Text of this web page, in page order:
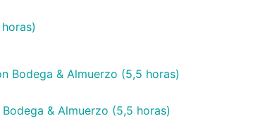
& Almuerzo (5,5 horas)